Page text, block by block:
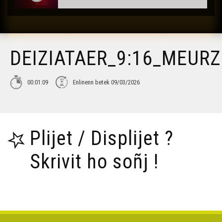
Tañva Anv ar Rozenn - stumm karrez - VBSTB
Tañva Anv ar Rozenn - stumm 9:16 - VBSTF
00:01:09 Enlinenn betek 09/03/2026
Plijet / Displijet ?
Skrivit ho soñj !